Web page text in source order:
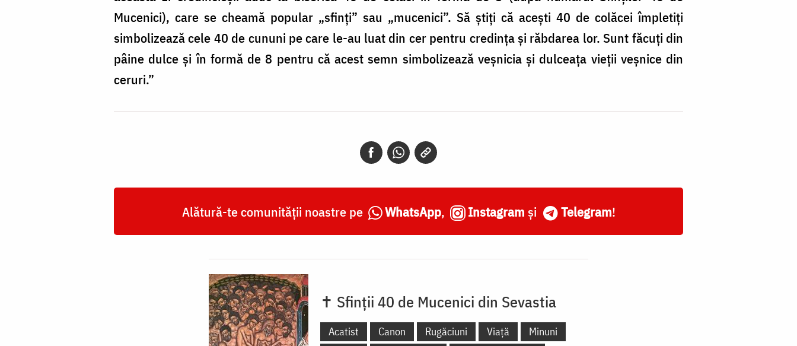
Mucenici), care se cheamă popular „sfinţi” sau „mucenici”. Să ştiţi că aceşti 40 de colăcei împletiţi
simbolizează cele 40 de cununi pe care le-au luat din cer pentru credinţa şi răbdarea lor. Sunt făcuţi din
pâine dulce şi în formă de 8 pentru că acest semn simbolizează veşnicia şi dulceaţa vieţii veşnice din
ceruri.”
Alătură-te comunității noastre pe WhatsApp, Instagram și Telegram!
✝ Sfinții 40 de Mucenici din Sevastia
Acatist Canon Rugăciuni Viață
Minuni